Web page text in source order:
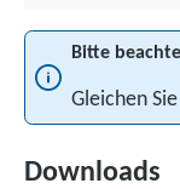
Bitte
Gleichen
Downloads